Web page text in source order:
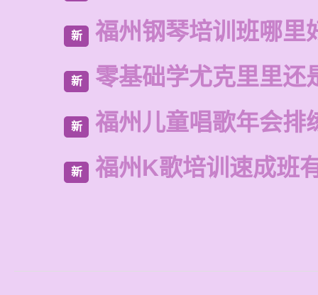
新 福州钢琴培训班哪里
新 零基础学尤克里里还
新 福州儿童唱歌年会排
新 福州K歌培训速成班